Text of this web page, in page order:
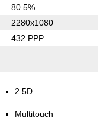
80.5%
2280x1080
432 PPP
2.5D
Multitouch